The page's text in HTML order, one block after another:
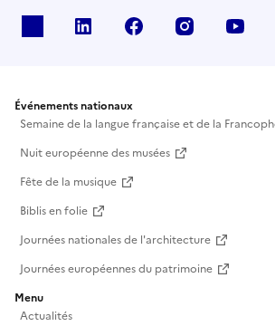
Linkedin Facebook Instagram
Événements nationaux
Semaine de la langue française et de la
Nuit européenne des musées
Fête de la musique
Biblis en folie
Journées nationales de l'architecture
Journées européennes du patrimoine
Menu
Actualités